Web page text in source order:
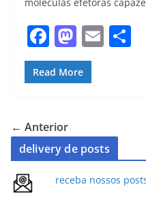
F
a
c
b
o
o
k
M
a
st
o
n
E
Read More
← Anterior
delivery de posts
receba nossos